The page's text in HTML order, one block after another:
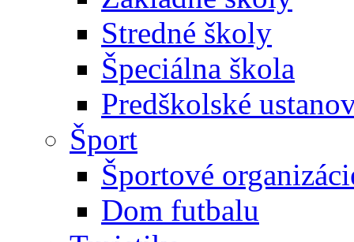
Stredné školy
Špeciálna škola
Predškolské
Šport
Športové
Dom futbalu